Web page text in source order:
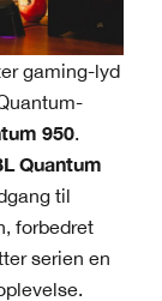
gaming-lyd
950
Quantum
til
forbedret
serien en